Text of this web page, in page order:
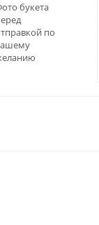
букета
по